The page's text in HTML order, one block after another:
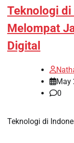
Teknologi
Melompat
Digital
May
0
Teknologi di